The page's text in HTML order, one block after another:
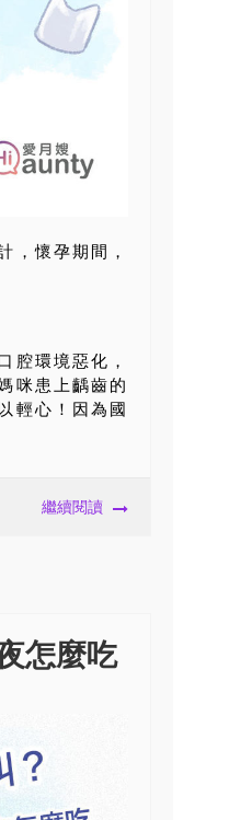
，懷孕期間，
腔環境惡化，
咪患上齲齒的
輕心！因為國
繼續閱讀
怎麼吃